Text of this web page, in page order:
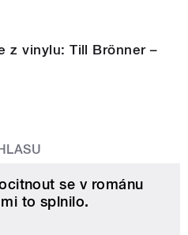
z vinylu: Till Brönner –
se v románu
to splnilo.